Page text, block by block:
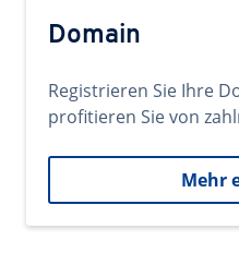
Domain
Registrieren Sie Ihre
profitieren Sie von
Mehr